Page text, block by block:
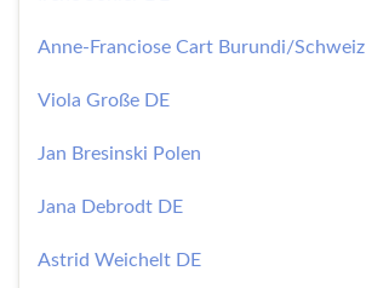
Anne-Franciose Cart Burundi/Schweiz
Viola Große DE
Jan Bresinski Polen
Jana Debrodt DE
Astrid Weichelt DE